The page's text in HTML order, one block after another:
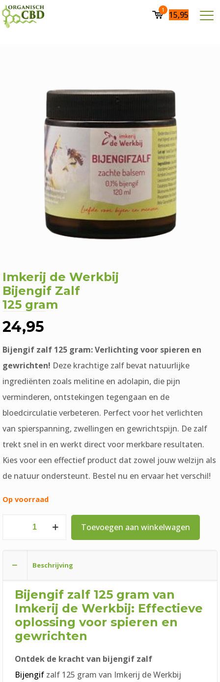
1 15,95
Imkerij de Werkbij
Bijengif Zalf
125 gram
24,95
Bijengif zalf 125 gram: Verlichting voor spieren en
gewrichten! Deze krachtige zalf bevat natuurlijke
ingrediënten zoals melitine en adolapin, die pijn
verminderen, ontstekingen tegengaan en de
bloedcirculatie verbeteren. Perfect voor het verlichten
van spierspanning, zwellingen en gewrichtspijn. De zalf
trekt snel in en werkt direct voor merkbare resultaten.
Kies voor een effectief product dat zowel jouw welzijn als
de natuur ondersteunt. Bestel nu en ervaar het verschil!
Op voorraad
Werkbij
Bijengif
aantal
Toevoegen aan winkelwagen
Beschrijving
Bijengif zalf 125 gram van
Imkerij de Werkbij: Effectieve
oplossing voor spieren en
gewrichten
Ontdek de kracht van bijengif zalf
Bijengifzalf 125 gram van Imkerij de Werkbij